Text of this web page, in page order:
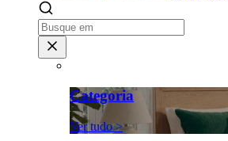
Categoria
Ver tudo >